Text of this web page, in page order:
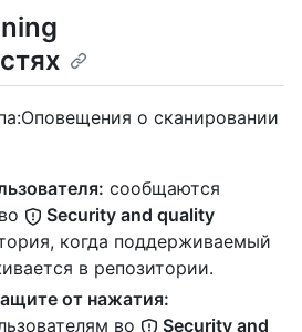
о сканировании
сообщаются
Security and quality
когда поддерживаемый
в репозитории.
от нажатия:
во
Security and